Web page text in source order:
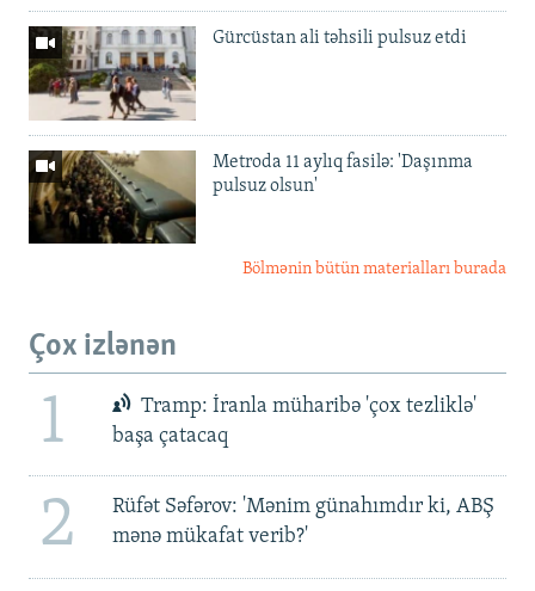
Gürcüstan ali təhsili pulsuz etdi
Metroda 11 aylıq fasilə: 'Daşınma
pulsuz olsun'
Bölmənin bütün materialları burada
Çox izlənən
1
Tramp: İranla müharibə 'çox tezliklə'
başa çatacaq
2
Rüfət Səfərov: 'Mənim günahımdır ki, ABŞ
mənə mükafat verib?'